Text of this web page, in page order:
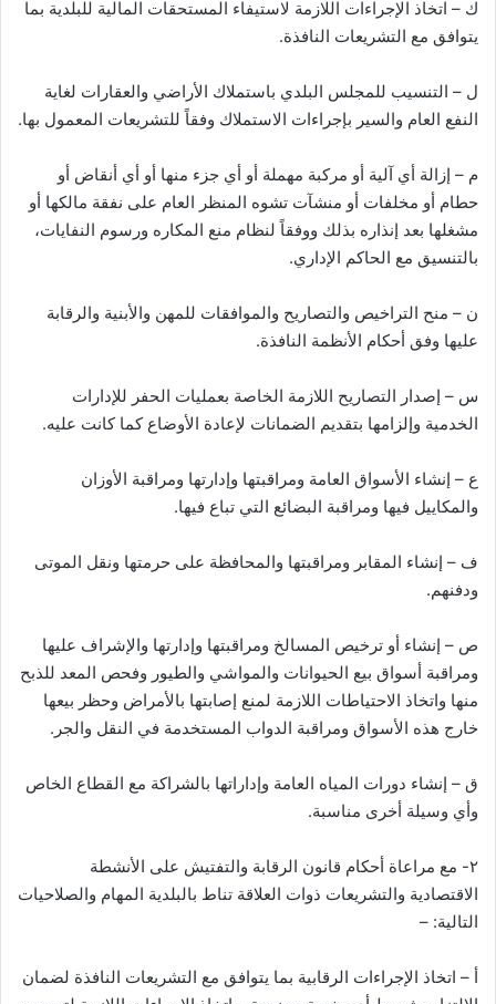
ك – اتخاذ الإجراءات اللازمة لاستيفاء المستحقات المالية للبلدية بما
يتوافق مع التشريعات النافذة.
ل – التنسيب للمجلس البلدي باستملاك الأراضي والعقارات لغاية
النفع العام والسير بإجراءات الاستملاك وفقاً للتشريعات المعمول بها.
م – إزالة أي آلية أو مركبة مهملة أو أي جزء منها أو أي أنقاض أو
حطام أو مخلفات أو منشآت تشوه المنظر العام على نفقة مالكها أو
مشغلها بعد إنذاره بذلك ووفقاً لنظام منع المكاره ورسوم النفايات،
بالتنسيق مع الحاكم الإداري.
ن – منح التراخيص والتصاريح والموافقات للمهن والأبنية والرقابة
عليها وفق أحكام الأنظمة النافذة.
س – إصدار التصاريح اللازمة الخاصة بعمليات الحفر للإدارات
الخدمية وإلزامها بتقديم الضمانات لإعادة الأوضاع كما كانت عليه.
ع – إنشاء الأسواق العامة ومراقبتها وإدارتها ومراقبة الأوزان
والمكاييل فيها ومراقبة البضائع التي تباع فيها.
ف – إنشاء المقابر ومراقبتها والمحافظة على حرمتها ونقل الموتى
ودفنهم.
ص – إنشاء أو ترخيص المسالخ ومراقبتها وإدارتها والإشراف عليها
ومراقبة أسواق بيع الحيوانات والمواشي والطيور وفحص المعد للذبح
منها واتخاذ الاحتياطات اللازمة لمنع إصابتها بالأمراض وحظر بيعها
خارج هذه الأسواق ومراقبة الدواب المستخدمة في النقل والجر.
ق – إنشاء دورات المياه العامة وإداراتها بالشراكة مع القطاع الخاص
وأي وسيلة أخرى مناسبة.
٢- مع مراعاة أحكام قانون الرقابة والتفتيش على الأنشطة
الاقتصادية والتشريعات ذوات العلاقة تناط بالبلدية المهام والصلاحيات
التالية: –
أ – اتخاذ الإجراءات الرقابية بما يتوافق مع التشريعات النافذة لضمان